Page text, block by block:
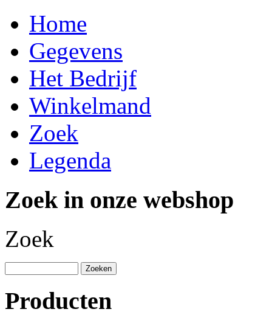
Home
Gegevens
Het Bedrijf
Winkelmand
Zoek
Legenda
Zoek in onze webshop
Zoek
Producten